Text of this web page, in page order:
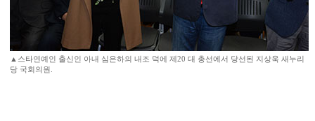
▲스타연예인 출신인 아내 심은하의 내조 덕에 제20 대 총선에서 당선된 지상욱 새누리
당 국회의원.